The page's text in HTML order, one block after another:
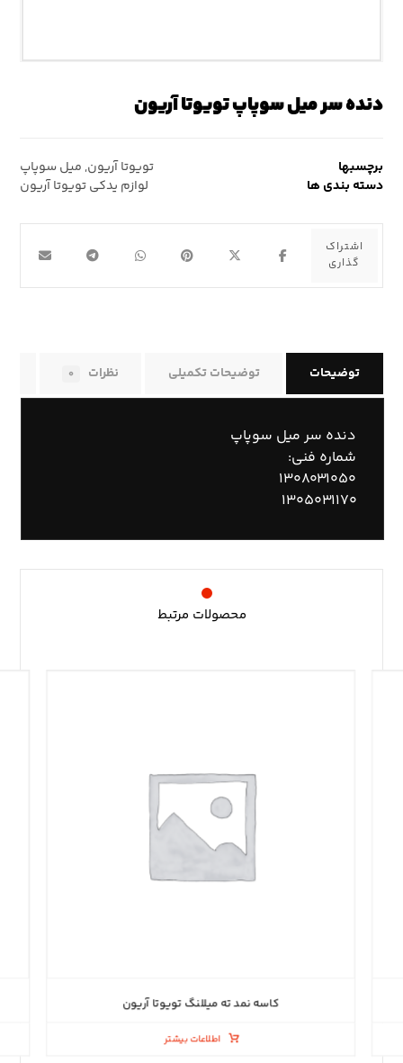
دنده سر میل سوپاپ تویوتا آریون
برچسبها تویوتا آریون, میل سوپاپ
دسته بندی ها
لوازم یدکی تویوتا آریون
توضیحات توضیحات تکمیلی نظرات ۰
دنده سر میل سوپاپ
شماره فنی:
۱۳۰۸۰۳۱۰۵۰
۱۳۰۵۰۳۱۱۷۰
محصولات مرتبط
کاسه نمد ته میللنگ تویوتا آریون
اطلاعات بیشتر